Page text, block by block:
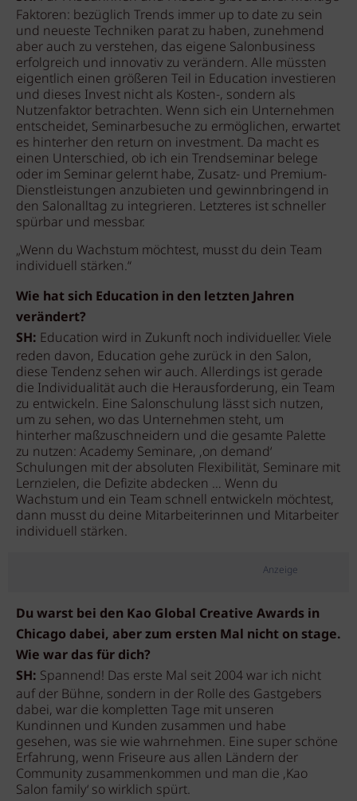
Faktoren: bezüglich Trends immer up to date zu sein
und neueste Techniken parat zu haben, zunehmend
aber auch zu verstehen, das eigene Salonbusiness
erfolgreich und innovativ zu verändern. Alle müssten
eigentlich einen größeren Teil in Education investieren
und dieses Invest nicht als Kosten-, sondern als
Nutzenfaktor betrachten. Wenn sich ein Unternehmen
entscheidet, Seminarbesuche zu ermöglichen, erwartet
es hinterher den return on investment. Da macht es
einen Unterschied, ob ich ein Trendseminar belege
oder im Seminar gelernt habe, Zusatz- und Premium-
Dienstleistungen anzubieten und gewinnbringend in
den Salonalltag zu integrieren. Letzteres ist schneller
spürbar und messbar.
„Wenn du Wachstum möchtest, musst du dein Team
individuell stärken.“
Wie hat sich Education in den letzten Jahren
verändert?
SH: Education wird in Zukunft noch individueller. Viele
reden davon, Education gehe zurück in den Salon,
diese Tendenz sehen wir auch. Allerdings ist gerade
die Individualität auch die Herausforderung, ein Team
zu entwickeln. Eine Salonschulung lässt sich nutzen,
um zu sehen, wo das Unternehmen steht, um
hinterher maßzuschneidern und die gesamte Palette
zu nutzen: Academy Seminare, ‚on demand‘
Schulungen mit der absoluten Flexibilität, Seminare mit
Lernzielen, die Defizite abdecken … Wenn du
Wachstum und ein Team schnell entwickeln möchtest,
dann musst du deine Mitarbeiterinnen und Mitarbeiter
individuell stärken.
Anzeige
Du warst bei den Kao Global Creative Awards in
Chicago dabei, aber zum ersten Mal nicht on stage.
Wie war das für dich?
SH: Spannend! Das erste Mal seit 2004 war ich nicht
auf der Bühne, sondern in der Rolle des Gastgebers
dabei, war die kompletten Tage mit unseren
Kundinnen und Kunden zusammen und habe
gesehen, was sie wie wahrnehmen. Eine super schöne
Erfahrung, wenn Friseure aus allen Ländern der
Community zusammenkommen und man die ‚Kao
Salon family‘ so wirklich spürt.